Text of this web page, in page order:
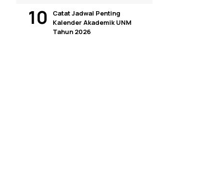
Catat Jadwal Penting
Kalender Akademik UNM
Tahun 2026